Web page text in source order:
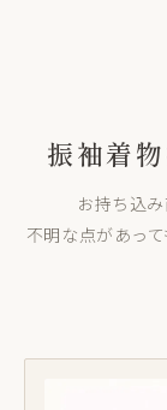
振袖着
お持ち込
不明な点があっ